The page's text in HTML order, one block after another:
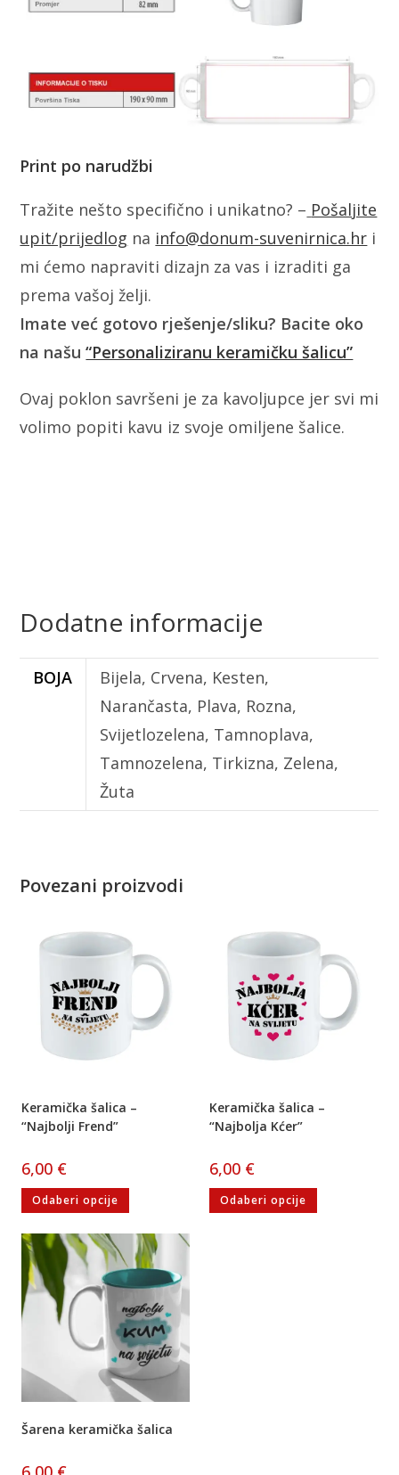
Print po narudžbi
Tražite nešto specifično i unikatno? – Pošaljite
upit/prijedlog na info@donum-suvenirnica.hr i
mi ćemo napraviti dizajn za vas i izraditi ga
prema vašoj želji.
Imate već gotovo rješenje/sliku? Bacite oko
na našu“Personaliziranu keramičku šalicu”
Ovaj poklon savršeni je za kavoljupce jer svi mi
volimo popiti kavu iz svoje omiljene šalice.
Dodatne informacije
BOJA
Bijela, Crvena, Kesten,
Narančasta, Plava, Rozna,
Svijetlozelena, Tamnoplava,
Tamnozelena, Tirkizna, Zelena,
Žuta
Povezani proizvodi
Keramička šalica –
“Najbolji Frend”
6,00 €
Odaberi opcije
Keramička šalica –
“Najbolja Kćer”
6,00 €
Odaberi opcije
Šarena keramička šalica